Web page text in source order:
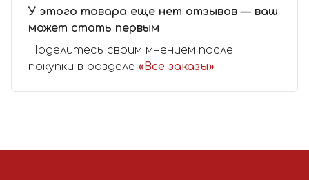
У этого товара еще нет отзывов — ваш
может стать первым
Поделитесь своим мнением после
покупки в разделе «Все заказы»